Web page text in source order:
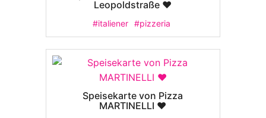
Leopoldstraße ❤️
#italiener #pizzeria
Speisekarte von Pizza
MARTINELLI ❤️